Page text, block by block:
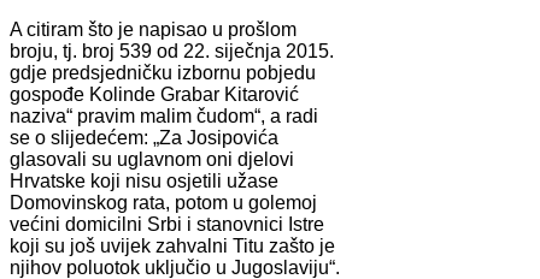
A citiram što je napisao u prošlom
broju, tj. broj 539 od 22. siječnja 2015.
gdje predsjedničku izbornu pobjedu
gospođe Kolinde Grabar Kitarović
naziva“ pravim malim čudom“, a radi
se o slijedećem: „Za Josipovića
glasovali su uglavnom oni djelovi
Hrvatske koji nisu osjetili užase
Domovinskog rata, potom u golemoj
većini domicilni Srbi i stanovnici Istre
koji su još uvijek zahvalni Titu zašto je
njihov poluotok uključio u Jugoslaviju“.